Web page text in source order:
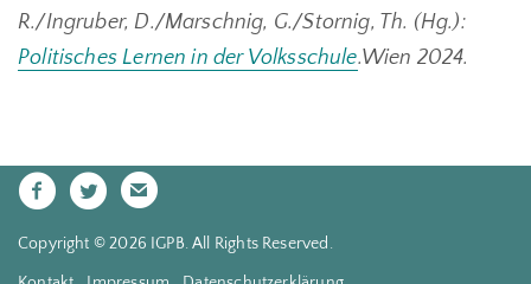
R./Ingruber, D./Marschnig, G./Stornig, Th. (Hg.):
Politisches Lernen in der Volksschule.Wien 2024.
Copyright © 2026 IGPB. All Rights Reserved.